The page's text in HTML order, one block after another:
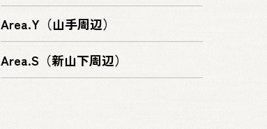
Area.Y（山手周辺）
Area.S（新山下周辺）